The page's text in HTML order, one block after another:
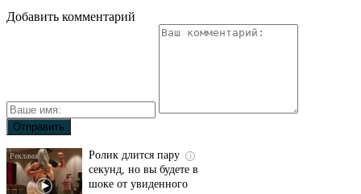
Добавить комментарий
i
Ролик длится пару
секунд, но вы будете в
шоке от увиденного